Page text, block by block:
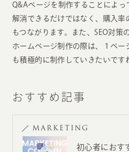
Q&Aページを制作することによっ
解消できるだけではなく、購入率
もつながります。また、SEO対策
ホームページ制作の際は、１ペー
も積極的に制作していきたいです
おすすめ記事
MARKETING
初心者におす